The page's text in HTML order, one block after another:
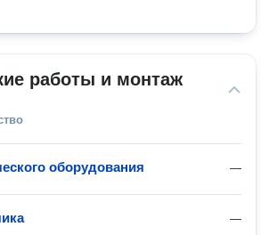
работы и монтаж
—
оборудования
—